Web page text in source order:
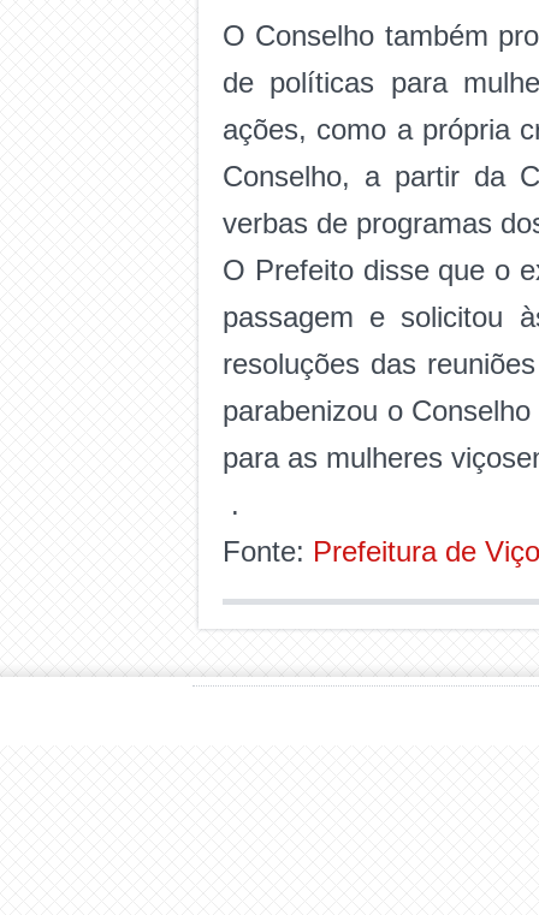
O Conselho também
de políticas para
ações, como a própria
Conselho, a partir da
verbas de programas
O Prefeito disse que o
passagem e solicitou
resoluções das
parabenizou o
para as mulheres
.
Fonte: Prefeitura de